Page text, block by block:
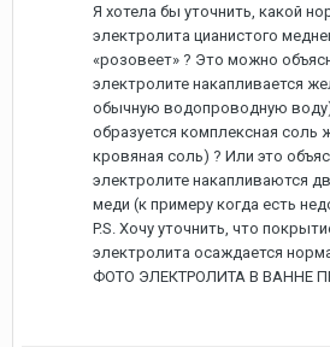
Я хотела бы уточнить, какой
электролита цианистого
«розовеет» ? Это можно
электролите накапливается
обычную водопроводную воду)
образуется комплексная соль
кровяная соль) ? Или это
электролите накапливаются
меди (к примеру когда есть
P.S. Хочу уточнить, что
электролита осаждается
ФОТО ЭЛЕКТРОЛИТА В ВАННЕ